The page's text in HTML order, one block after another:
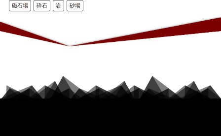
磁石場 砕石 岩 砂場